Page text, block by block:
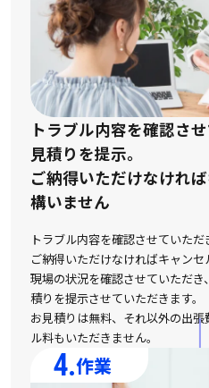
トラブル内容を確認さ
見積りを提示。
ご納得いただけなけれ
構いません
トラブル内容を確認させていただ
ご納得いただけなければキャンセ
現場の状況を確認させていただ
積りを提示させていただきます。
お見積りは無料、それ以外の出
ル料もいただきません。
4.作業